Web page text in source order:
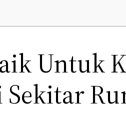
Untuk
Sekitar